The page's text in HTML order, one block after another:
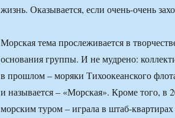
жизнь. Оказывается, если очень-очень
Морская тема прослеживается в
основания группы. И не мудрено:
в прошлом – моряки Тихоокеанского
и называется – «Морская». Кроме того, в
морским туром – играла в штаб-